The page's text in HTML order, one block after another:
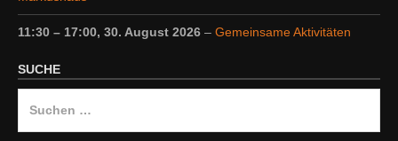
11:30 – 17:00, 30. August 2026 – Gemeinsame Aktivitäten
SUCHE